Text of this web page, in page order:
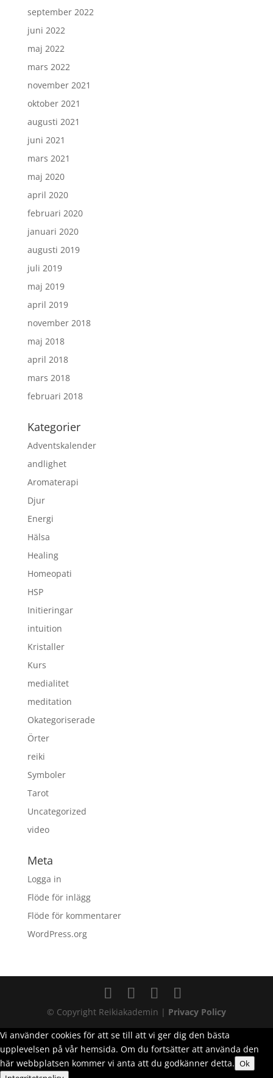
september 2022
juni 2022
maj 2022
mars 2022
november 2021
oktober 2021
augusti 2021
juni 2021
mars 2021
maj 2020
april 2020
februari 2020
januari 2020
augusti 2019
juli 2019
maj 2019
april 2019
november 2018
maj 2018
april 2018
mars 2018
februari 2018
Kategorier
Adventskalender
andlighet
Aromaterapi
Djur
Energi
Hälsa
Healing
Homeopati
HSP
Initieringar
intuition
Kristaller
Kurs
medialitet
meditation
Okategoriserade
Örter
reiki
Symboler
Tarot
Uncategorized
video
Meta
Logga in
Flöde för inlägg
Flöde för kommentarer
WordPress.org
© Copyright Reikiakademin | Privacy Policy
Vi använder cookies för att se till att vi ger dig den bästa
upplevelsen på vår hemsida. Om du fortsätter att använda den
här webbplatsen kommer vi anta att du godkänner detta. Ok